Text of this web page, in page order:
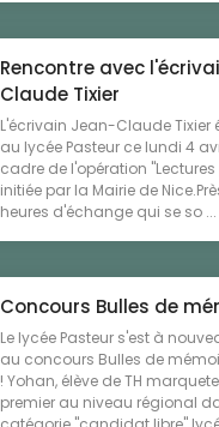
Rencontre avec
Claude Tixier
L'écrivain Jean-Claude Tixier
au lycée Pasteur ce lundi 4
cadre de l'opération "Lectures
initiée par la Mairie de
heures d'échange qui se so ...
Concours Bulles de
Le lycée Pasteur s'est à
au concours Bulles de
! Yohan, élève de TH
premier au niveau régional